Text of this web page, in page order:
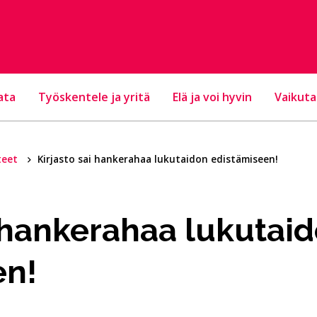
Työskentele ja yritä Elä ja voi hyvin
Kirjasto sai hankerahaa lukutaidon edistämiseen!